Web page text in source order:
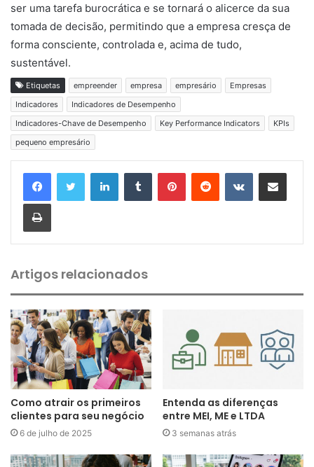
ser uma tarefa burocrática e se tornará o alicerce da sua
tomada de decisão, permitindo que a empresa cresça de
forma consciente, controlada e, acima de tudo,
sustentável.
Etiquetas empreender empresa empresário
Empresas
Indicadores
Indicadores de Desempenho
Indicadores-Chave de Desempenho
Key Performance Indicators
KPIs
pequeno empresário
Artigos relacionados
Como atrair os primeiros
clientes para seu negócio
6 de julho de 2025
Entenda as diferenças
entre MEI, ME e LTDA
3 semanas atrás